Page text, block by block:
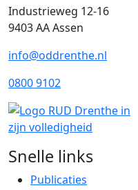
Industrieweg 12-16
9403 AA Assen
info@oddrenthe.nl
0800 9102
Snelle links
Publicaties